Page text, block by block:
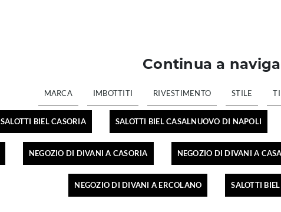
Continua a
MARCA IMBOTTITI RIVESTIMENTO STILE
SALOTTI BIEL CASORIA SALOTTI BIEL CASALNUOVO DI NAPOLI
NEGOZIO DI DIVANI A CASORIA NEGOZIO DI DIVANI A
NEGOZIO DI DIVANI A ERCOLANO SALOTTI